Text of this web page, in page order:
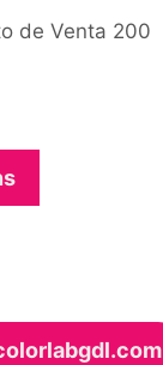
de Venta 200
has
be
chosen